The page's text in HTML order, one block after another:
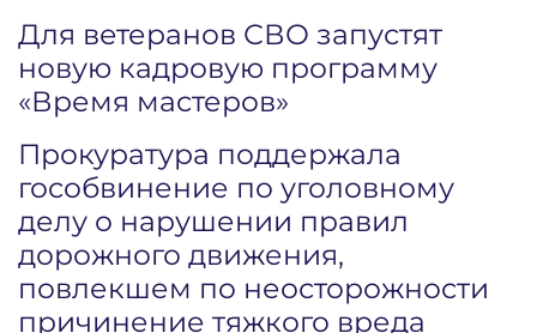
Для ветеранов СВО запустят
новую кадровую программу
«Время мастеров»
Прокуратура поддержала
гособвинение по уголовному
делу о нарушении правил
дорожного движения,
повлекшем по неосторожности
причинение тяжкого вреда